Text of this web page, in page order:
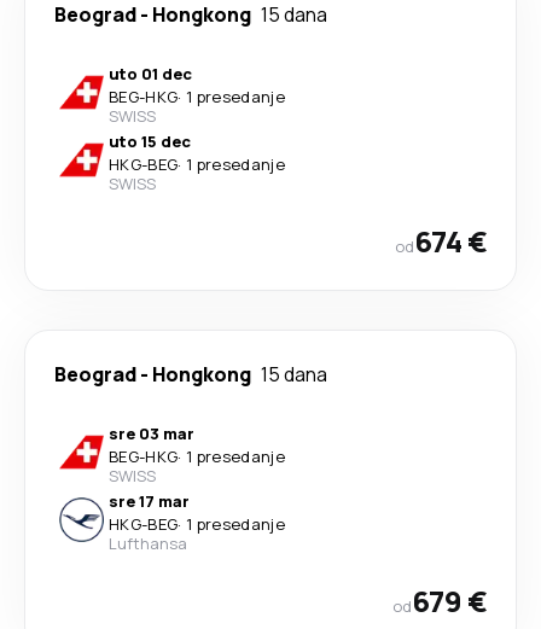
Beograd- Hongkong 15 dana
uto 01 dec
BEG-HKG· 1 presedanje
SWISS
uto 15 dec
HKG-BEG· 1 presedanje
SWISS
od674 €
Beograd- Hongkong 15 dana
sre 03 mar
BEG-HKG· 1 presedanje
SWISS
sre 17 mar
HKG-BEG· 1 presedanje
Lufthansa
od679 €